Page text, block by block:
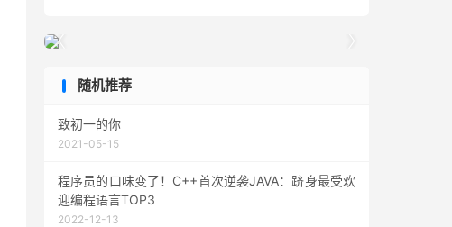

随机推荐
致初一的你
2021-05-15
程序员的口味变了！C++首次逆袭JAVA：跻身最受欢
迎编程语言TOP3
2022-12-13